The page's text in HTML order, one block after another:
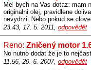
Mel bych na Vas dotaz: mam
originalni olej, pravidlene
nevydrzi. Nebo pokud se
23.43, 17. 5. 2011, odpovědět
Reno: Zničený motor
No nutno dodat že je to
11.56, 29. 6. 2007, odpovědět